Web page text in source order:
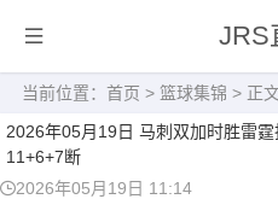
JRS
当前位置： 首页 > 篮球集锦 > 正
2026年05月19日 马刺双加时胜雷
11+6+7断
2026年05月19日 11:14